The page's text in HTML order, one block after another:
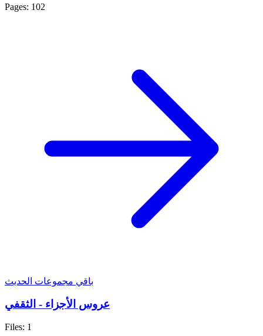
Pages: 102
باقي مجموعات الحديث
عروس الأجزاء - الثقفي
Files: 1